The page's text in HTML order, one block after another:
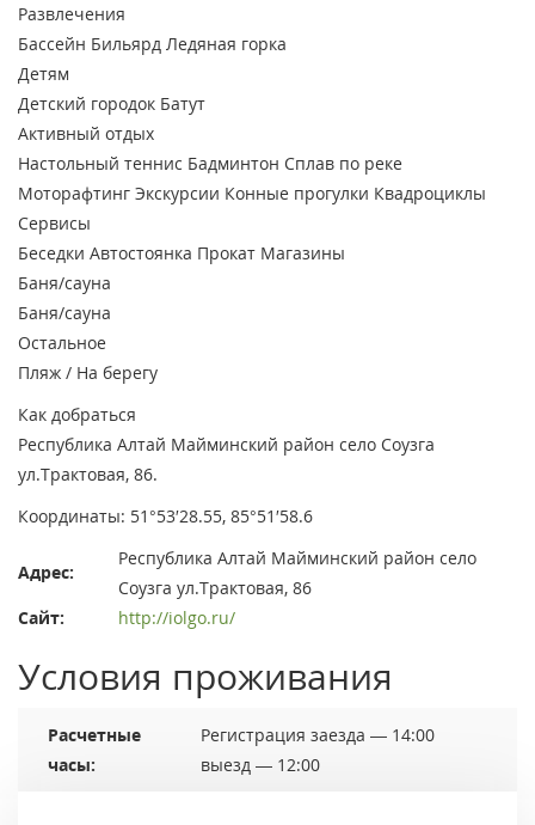
Развлечения
Бассейн Бильярд Ледяная горка
Детям
Детский городок Батут
Активный отдых
Настольный теннис Бадминтон Сплав по реке
Моторафтинг Экскурсии Конные прогулки Квадроциклы
Сервисы
Беседки Автостоянка Прокат Магазины
Баня/сауна
Баня/сауна
Остальное
Пляж / На берегу
Как добраться
Республика Алтай Майминский район село Соузга
ул.Трактовая, 86.
Координаты: 51°53′28.55, 85°51′58.6
Адрес:
Республика Алтай Майминский район село
Соузга ул.Трактовая, 86
Сайт:
http://iolgo.ru/
Условия проживания
Расчетные
часы:
Регистрация заезда — 14:00
выезд — 12:00